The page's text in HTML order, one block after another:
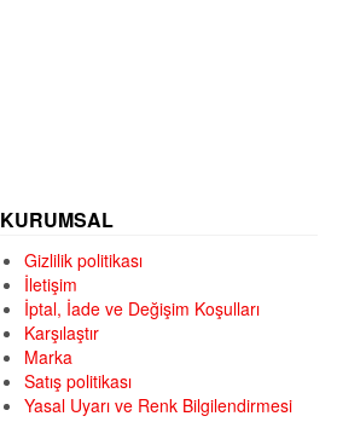
KURUMSAL
Gizlilik politikası
İletişim
İptal, İade ve Değişim Koşulları
Karşılaştır
Marka
Satış politikası
Yasal Uyarı ve Renk Bilgilendirmesi